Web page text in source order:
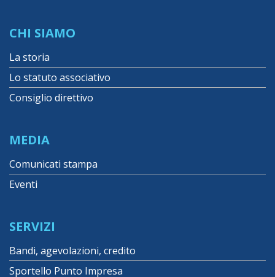
CHI SIAMO
La storia
Lo statuto associativo
Consiglio direttivo
MEDIA
Comunicati stampa
Eventi
SERVIZI
Bandi, agevolazioni, credito
Sportello Punto Impresa